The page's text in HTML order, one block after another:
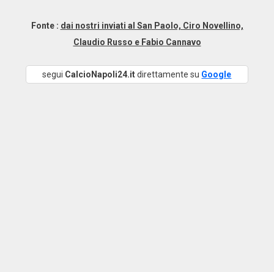
Fonte : dai nostri inviati al San Paolo, Ciro Novellino,
Claudio Russo e Fabio Cannavo
segui CalcioNapoli24.itdirettamente su Google